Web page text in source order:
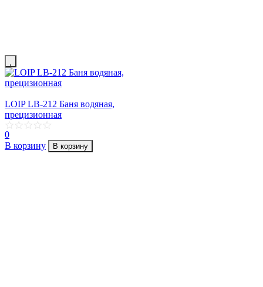
LOIP LB-212 Баня водяная,
прецизионная
0
В корзину
В корзину